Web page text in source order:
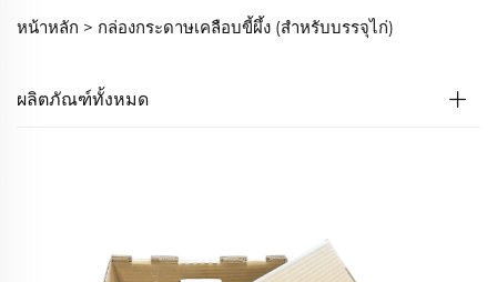
หน้าหลัก > กล่องกระดาษเคลือบขี้ผึ้ง (สำหรับบรรจุไก่)
ผลิตภัณฑ์ทั้งหมด